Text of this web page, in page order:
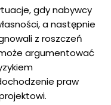
gdy nabywcy
a następnie
z roszczeń
argumentować
praw